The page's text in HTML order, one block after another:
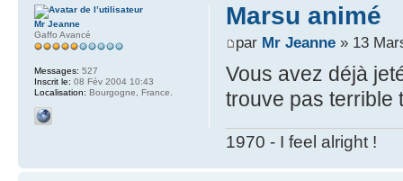
Marsu animé
par Mr Jeanne» 13
Vous avez déjà
trouve pas terrible
1970 - I feel alright !
Mr Jeanne
Gaffo Avancé
Messages: 527
Inscrit le: 08 Fév 2004 10:43
Localisation: Bourgogne, France.